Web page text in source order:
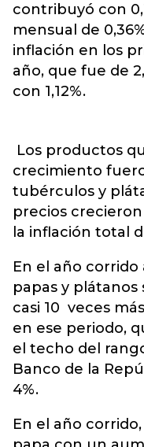
contribuyó con
mensual de
inflación en los
año, que fue de
con 1,12%.
Los productos
crecimiento
tubérculos y
precios crecieron
la inflación total
En el año corrido
papas y plátanos
casi 10 veces
en ese periodo,
el techo del
Banco de la
4%.
En el año